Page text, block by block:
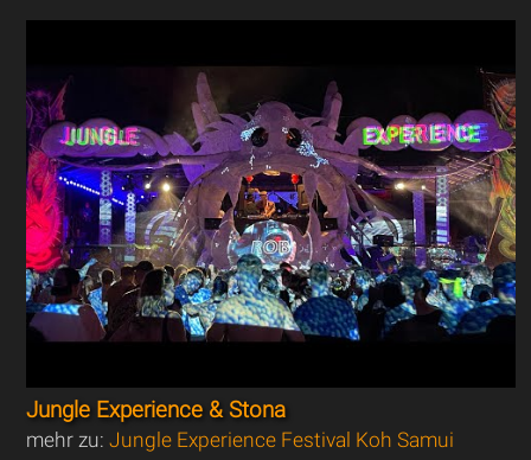
Jungle Experience & Stona
mehr zu:Jungle Experience Festival Koh Samui